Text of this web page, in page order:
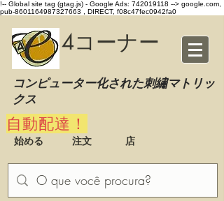
!-- Global site tag (gtag.js) - Google Ads: 742019118 --> google.com,
pub-8601164987327663 , DIRECT, f08c47fec0942fa0
4コーナー
コンピューター化された刺繡マトリッ
クス
自動配達！
始める 注文 店